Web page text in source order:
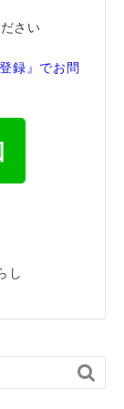
さい
録』でお問
し
